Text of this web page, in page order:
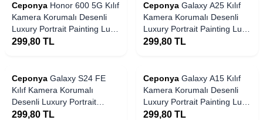
Ceponya Honor 600 5G Kılıf
Kamera Korumalı Desenli
Luxury Portrait Painting Lusi
Kapak
299,80 TL
Ceponya Galaxy A25 Kılıf
Kamera Korumalı Desenli
Luxury Portrait Painting Lusi
Kapak
299,80 TL
Ceponya Galaxy S24 FE
Kılıf Kamera Korumalı
Desenli Luxury Portrait
Painting Lusi Kapak
299,80 TL
Ceponya Galaxy A15 Kılıf
Kamera Korumalı Desenli
Luxury Portrait Painting Lusi
Kapak
299,80 TL